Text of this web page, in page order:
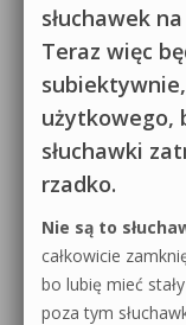
słuchawek
Teraz więc
użytkowego,
słuchawki
rzadko.
Nie są to
całkowicie
bo lubię mieć
poza tym